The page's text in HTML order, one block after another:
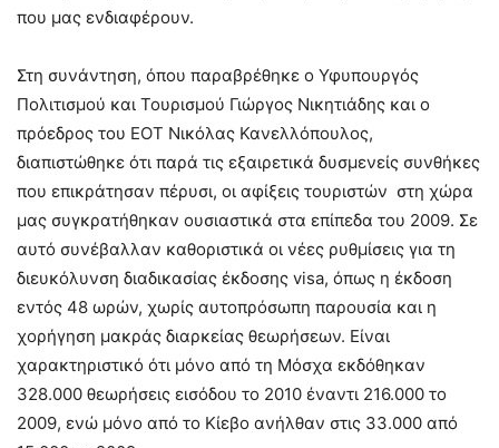
που μας ενδιαφέρουν.
Στη συνάντηση, όπου παραβρέθηκε ο Υφυπουργός
Πολιτισμού και Τουρισμού Γιώργος Νικητιάδης και ο
πρόεδρος του ΕΟΤ Νικόλας Κανελλόπουλος,
διαπιστώθηκε ότι παρά τις εξαιρετικά δυσμενείς συνθήκες
που επικράτησαν πέρυσι, οι αφίξεις τουριστών στη χώρα
μας συγκρατήθηκαν ουσιαστικά στα επίπεδα του 2009. Σε
αυτό συνέβαλλαν καθοριστικά οι νέες ρυθμίσεις για τη
διευκόλυνση διαδικασίας έκδοσης visa, όπως η έκδοση
εντός 48 ωρών, χωρίς αυτοπρόσωπη παρουσία και η
χορήγηση μακράς διαρκείας θεωρήσεων. Είναι
χαρακτηριστικό ότι μόνο από τη Μόσχα εκδόθηκαν
328.000 θεωρήσεις εισόδου το 2010 έναντι 216.000 το
2009, ενώ μόνο από το Κίεβο ανήλθαν στις 33.000 από